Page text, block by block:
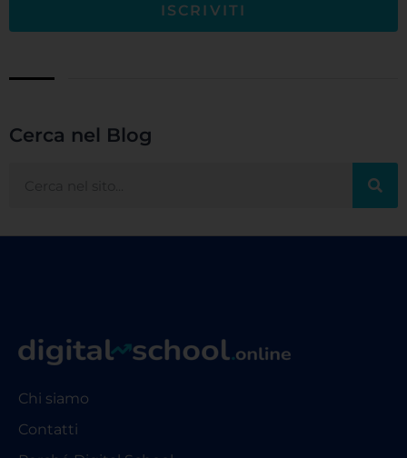
ISCRIVITI
Cerca nel Blog
Chi siamo
Contatti